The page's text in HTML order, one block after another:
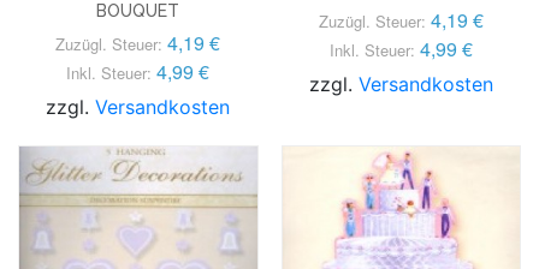
BOUQUET
Zuzügl. Steuer: 4,19 €
Inkl. Steuer: 4,99 €
zzgl.Versandkosten
Zuzügl. Steuer: 4,19 €
Inkl. Steuer: 4,99 €
zzgl. Versandkosten